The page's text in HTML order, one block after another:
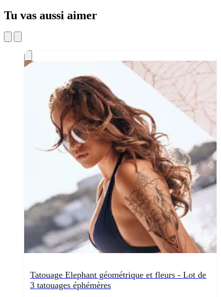
Tu vas aussi aimer
Tatouage Elephant géométrique et fleurs - Lot de
3 tatouages éphémères